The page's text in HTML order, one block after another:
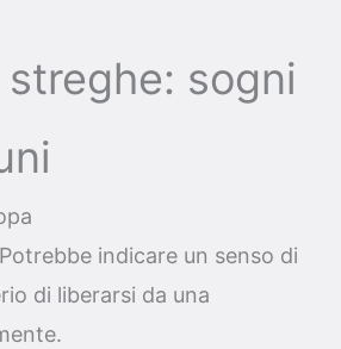
streghe: sogni
indicare un senso di
di liberarsi da una